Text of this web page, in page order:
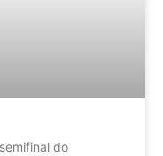
do